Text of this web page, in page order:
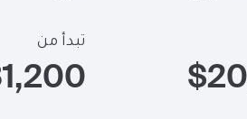
$
تبدأ من